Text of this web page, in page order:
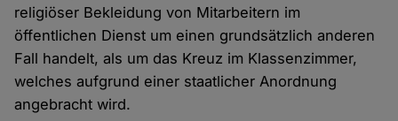
religiöser Bekleidung von Mitarbeitern im
öffentlichen Dienst um einen grundsätzlich anderen
Fall handelt, als um das Kreuz im Klassenzimmer,
welches aufgrund einer staatlicher Anordnung
angebracht wird.